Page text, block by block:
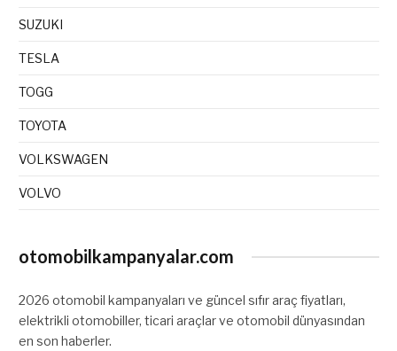
SUZUKI
TESLA
TOGG
TOYOTA
VOLKSWAGEN
VOLVO
otomobilkampanyalar.com
2026 otomobil kampanyaları ve güncel sıfır araç fiyatları,
elektrikli otomobiller, ticari araçlar ve otomobil dünyasından
en son haberler.